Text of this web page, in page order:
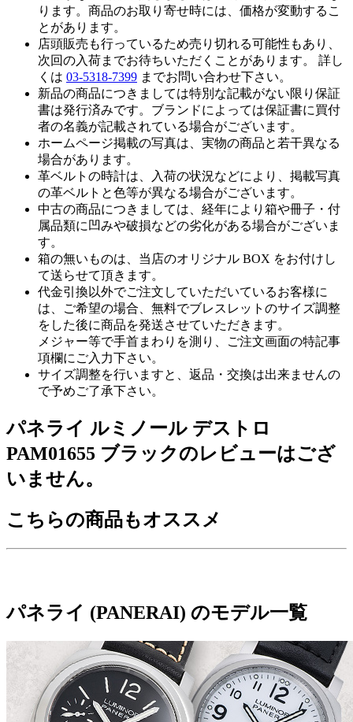
ります。商品のお取り寄せ時には、価格が変動するこ
とがあります。
店頭販売も行っているため売り切れる可能性もあり、
次回の入荷までお待ちいただくことがあります。 詳し
くは 03-5318-7399 までお問い合わせ下さい。
新品の商品につきましては特別な記載がない限り保証
書は発行済みです。ブランドによっては保証書に買付
者の名義が記載されている場合がございます。
ホームページ掲載の写真は、実物の商品と若干異なる
場合があります。
革ベルトの時計は、入荷の状況などにより、掲載写真
の革ベルトと色等が異なる場合がございます。
中古の商品につきましては、経年により箱や冊子・付
属品類に凹みや破損などの劣化がある場合がございま
す。
箱の無いものは、当店のオリジナル BOX をお付けし
て送らせて頂きます。
代金引換以外でご注文していただいているお客様に
は、ご希望の場合、無料でブレスレットのサイズ調整
をした後に商品を発送させていただきます。
メジャー等で手首まわりを測り、ご注文画面の特記事
項欄にご入力下さい。
サイズ調整を行いますと、返品・交換は出来ませんの
で予めご了承下さい。
パネライ ルミノール デストロ
PAM01655 ブラックのレビューはござ
いません。
こちらの商品もオススメ
パネライ (PANERAI) のモデル一覧